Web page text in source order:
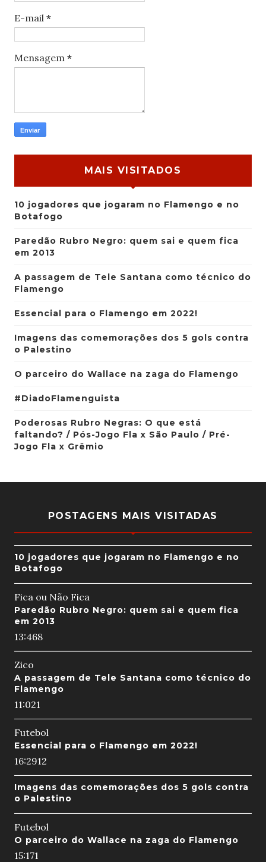
E-mail *
Mensagem *
MAIS VISITADOS
10 jogadores que jogaram no Flamengo e no
Botafogo
Paredão Rubro Negro: quem sai e quem fica
em 2013
A passagem de Tele Santana como técnico do
Flamengo
Essencial para o Flamengo em 2022!
Imagens das comemorações dos 5 gols contra
o Palestino
O parceiro do Wallace na zaga do Flamengo
#DiadoFlamenguista
Poderosas Rubro Negras: O que está
faltando? / Pós-Jogo Fla x São Paulo / Pré-
Jogo Fla x Grêmio
POSTAGENS MAIS VISITADAS
10 jogadores que jogaram no Flamengo e no
Botafogo
Fica ou Não Fica
Paredão Rubro Negro: quem sai e quem fica
em 2013
13:468
Zico
A passagem de Tele Santana como técnico do
Flamengo
11:021
Futebol
Essencial para o Flamengo em 2022!
16:2912
Imagens das comemorações dos 5 gols contra
o Palestino
Futebol
O parceiro do Wallace na zaga do Flamengo
15:171